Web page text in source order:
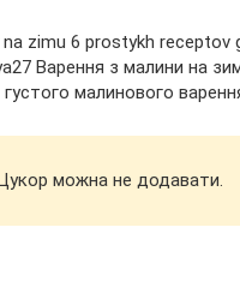
можна не додавати.